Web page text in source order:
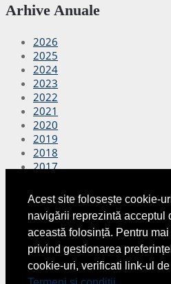
Acest site folosește cookie-
navigării reprezintă acceptul
această folosință. Pentru
privind gestionarea
cookie-uri, verificati link-ul
Arhive Anuale
2026
2025
2024
2023
2022
2021
2020
2019
2018
2017
2015
2014
2013
2012
Copyright © 2026Finante Azi